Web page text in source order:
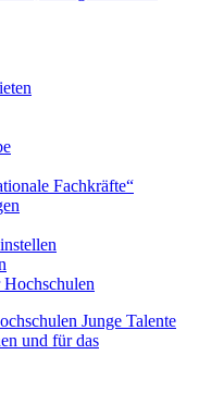
Fachkräfte“
Junge Talente
und für das